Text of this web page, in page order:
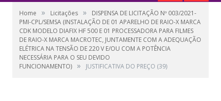
Home » Licitações »
DISPENSA DE LICITAÇÃO Nº 003/2021-
PMI-CPL/SEMSA (INSTALAÇÃO DE 01 APARELHO DE RAIO-X MARCA
CDK MODELO DIAFIX HF 500 E 01 PROCESSADORA PARA FILMES
DE RAIO-X MARCA MACROTEC, JUNTAMENTE COM A ADEQUAÇÃO
ELÉTRICA NA TENSÃO DE 220 V E/OU COM A POTÊNCIA
NECESSÁRIA PARA O SEU DEVIDO
FUNCIONAMENTO) » JUSTIFICATIVA DO PREÇO (39)